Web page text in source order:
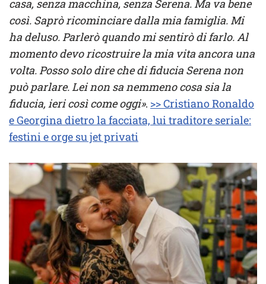
casa, senza macchina, senza Serena. Ma va bene
così. Saprò ricominciare dalla mia famiglia. Mi
ha deluso. Parlerò quando mi sentirò di farlo. Al
momento devo ricostruire la mia vita ancora una
volta. Posso solo dire che di fiducia Serena non
può parlare. Lei non sa nemmeno cosa sia la
fiducia, ieri così come oggi». >> Cristiano Ronaldo
e Georgina dietro la facciata, lui traditore seriale:
festini e orge su jet privati